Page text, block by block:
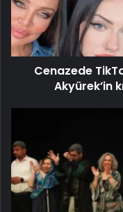
Cenazede
Akyürek’in